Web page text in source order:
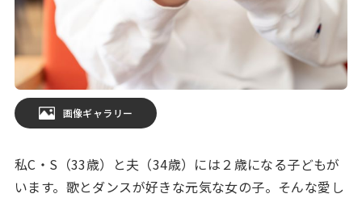
画像ギャラリー
私C・S（33歳）と夫（34歳）には２歳になる子どもが
います。歌とダンスが好きな元気な女の子。そんな愛し